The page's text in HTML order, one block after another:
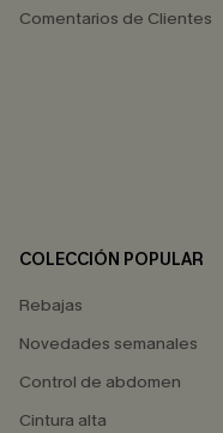
Comentarios de Clientes
COLECCIÓN POPULAR
Rebajas
Novedades semanales
Control de abdomen
Cintura alta